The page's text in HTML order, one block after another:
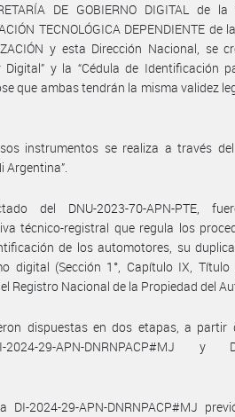
DE GOBIERNO DIGITAL de la
TECNOLÓGICA DEPENDIENTE de
y esta Dirección Nacional, se
y la “Cédula de Identificación
que ambas tendrán la misma validez
instrumentos se realiza a través
Argentina”.
del DNU-2023-70-APN-PTE,
técnico-registral que regula los
de los automotores, su
digital (Sección 1°, Capítulo IX,
Registro Nacional de la Propiedad del
dispuestas en dos etapas, a partir
29-APN-DNRNPACP#MJ y DI-
2024-29-APN-DNRNPACP#MJ